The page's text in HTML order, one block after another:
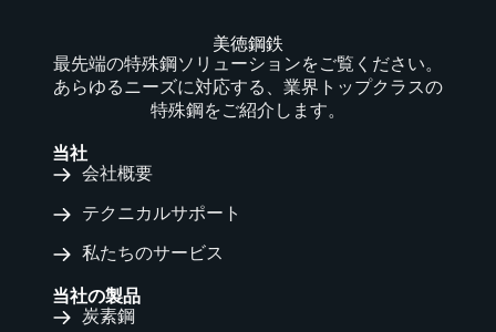
美徳鋼鉄
最先端の特殊鋼ソリューションをご覧ください。
あらゆるニーズに対応する、業界トップクラスの
特殊鋼をご紹介します。
当社
会社概要
テクニカルサポート
私たちのサービス
当社の製品
炭素鋼